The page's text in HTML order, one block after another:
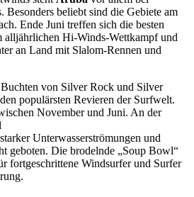
beliebt sind die Gebiete am
Ende Juni treffen sich die besten
alljährlichen Hi-Winds-Wettkampf und
an Land mit Slalom-Rennen und
von Silver Rock und Silver
populärsten Revieren der Surfwelt.
November und Juni. An der
Unterwasserströmungen und
geboten. Die brodelnde „Soup Bowl“
fortgeschrittene Windsurfer und Surfer